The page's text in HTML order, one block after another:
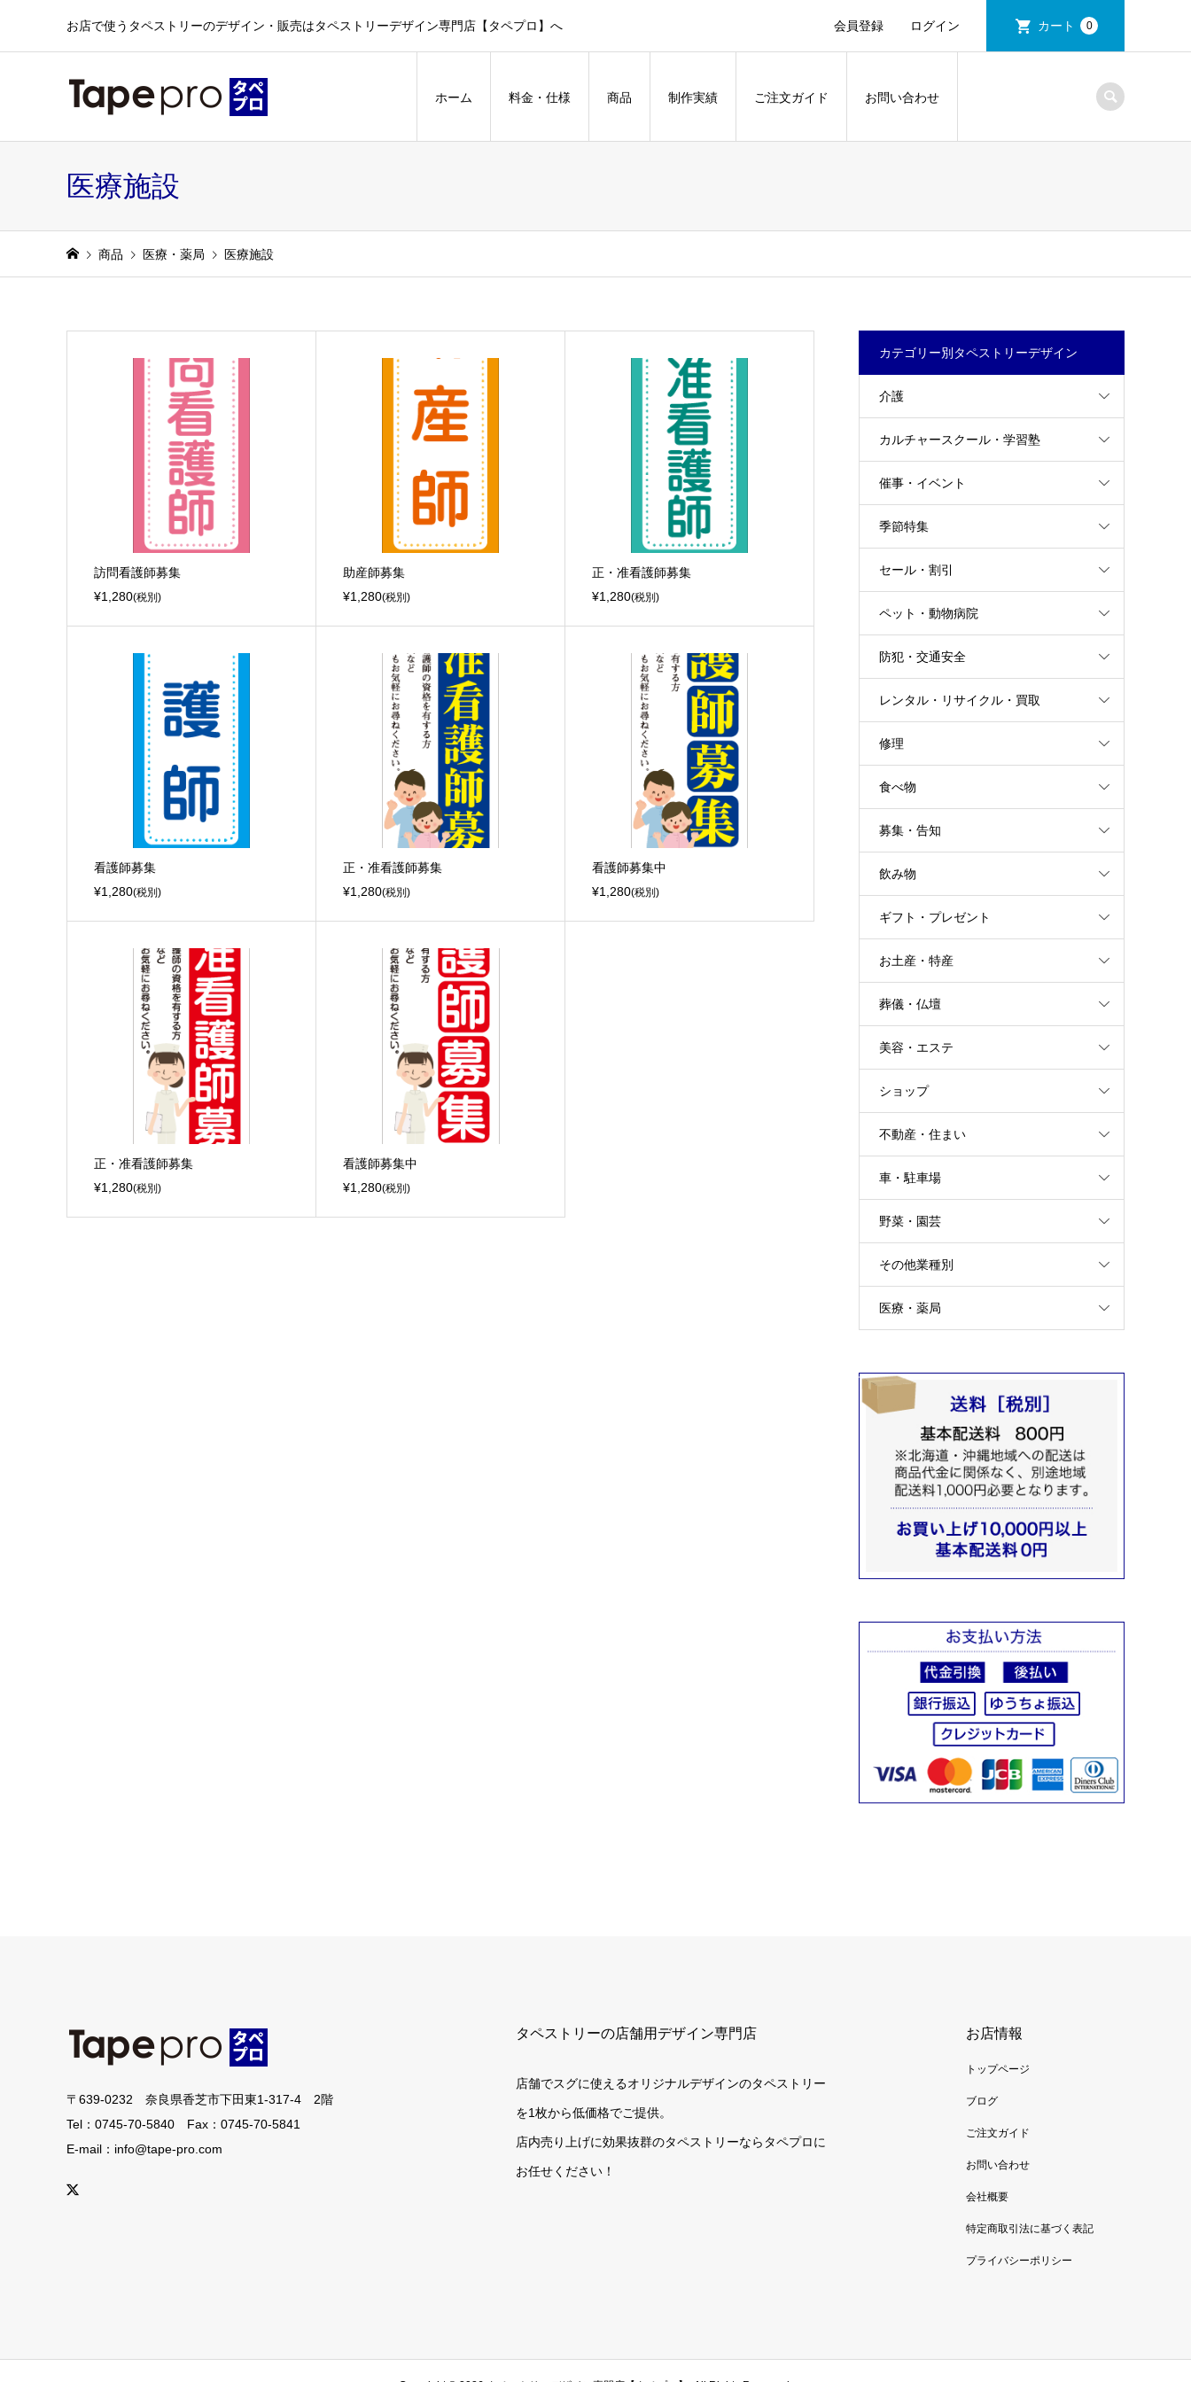
お店で使うタペストリーのデザイン・販売はタペストリーデザイン専門店【タペプロ】へ 会員登録 ログイン カート 0
ホーム 料金・仕様 商品 制作実績 ご注文ガイド お問い合わせ
医療施設
商品 医療・薬局 医療施設
訪問看護師募集
¥1,280(税別)
助産師募集
¥1,280(税別)
正・准看護師募集
¥1,280(税別)
看護師募集
¥1,280(税別)
正・准看護師募集
¥1,280(税別)
看護師募集中
¥1,280(税別)
正・准看護師募集
¥1,280(税別)
看護師募集中
¥1,280(税別)
カテゴリー別タペストリーデザイン
介護
カルチャースクール・学習塾
催事・イベント
季節特集
セール・割引
ペット・動物病院
防犯・交通安全
レンタル・リサイクル・買取
修理
食べ物
募集・告知
飲み物
ギフト・プレゼント
お土産・特産
葬儀・仏壇
美容・エステ
ショップ
不動産・住まい
車・駐車場
野菜・園芸
その他業種別
医療・薬局
〒639-0232 奈良県香芝市下田東1-317-4 2階
Tel：0745-70-5840 Fax：0745-70-5841
E-mail：info@tape-pro.com
タペストリーの店舗用デザイン専門店
店舗でスグに使えるオリジナルデザインのタペストリー
を1枚から低価格でご提供。
店内売り上げに効果抜群のタペストリーならタペプロに
お任せください！
お店情報
トップページ
ブログ
ご注文ガイド
お問い合わせ
会社概要
特定商取引法に基づく表記
プライバシーポリシー